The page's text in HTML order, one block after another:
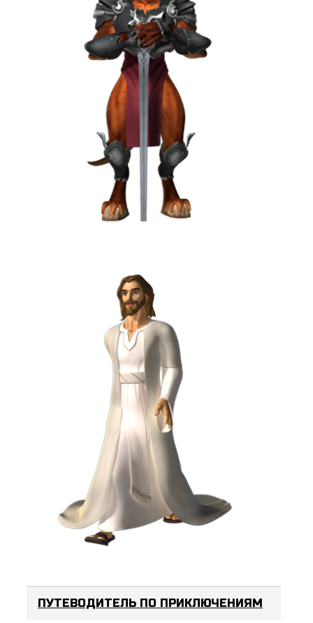
ПУТЕВОДИТЕЛЬ ПО ПРИКЛЮЧЕНИЯМ